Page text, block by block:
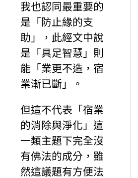
我也認同最重要的
是「防止緣的支
助」，此經文中說
是「具足智慧」則
能「業更不造，宿
業漸已斷」。
但這不代表「宿業
的消除與淨化」這
一類主題下完全沒
有佛法的成分，雖
然這議題有方便法